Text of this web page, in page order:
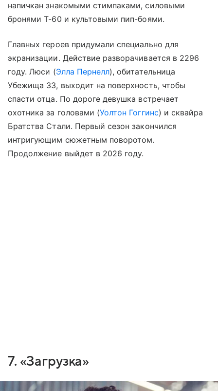
напичкан знакомыми стимпаками, силовыми
бронями T-60 и культовыми пип-боями.
Главных героев придумали специально для
экранизации. Действие разворачивается в 2296
году. Люси (Элла Пернелл), обитательница
Убежища 33, выходит на поверхность, чтобы
спасти отца. По дороге девушка встречает
охотника за головами (Уолтон Гоггинс) и сквайра
Братства Стали. Первый сезон закончился
интригующим сюжетным поворотом.
Продолжение выйдет в 2026 году.
7. «Загрузка»